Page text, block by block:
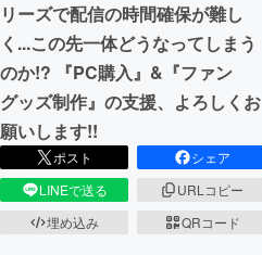
CAMPFIREふるさと納税
リーズで配信の時間確保が難し
く...この先一体どうなってしまう
のか!? 『PC購入』&『ファン
グッズ制作』の支援、よろしくお
願いします!!
ポスト
シェア
LINEで送る
URLコピー
埋め込み
QRコード